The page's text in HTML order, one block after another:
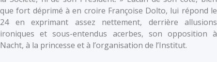
que fort déprimé à en croire Françoise Dolto, lui répond le
24 en exprimant assez nettement, derrière allusions
ironiques et sous-entendus acerbes, son opposition à
Nacht, à la princesse et à l’organisation de l’Institut.